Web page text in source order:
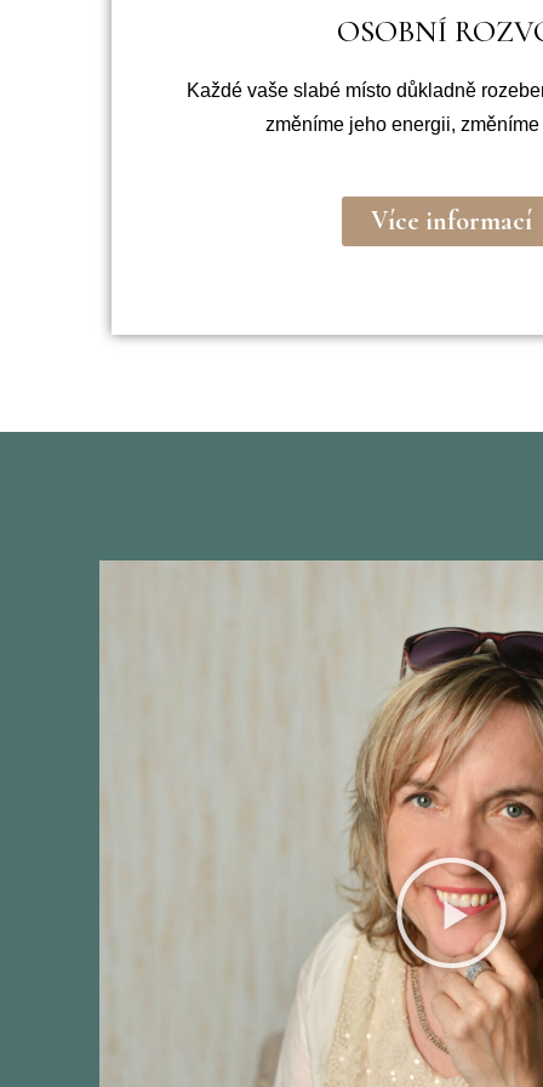
OSOBNÍ
Každé vaše slabé místo důkladně
změníme jeho energii,
Více informací